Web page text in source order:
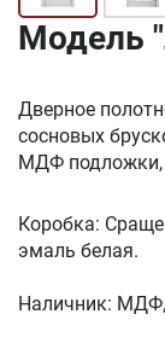
Модель
Дверное
сосновых
МДФ подложки,
Коробка:
эмаль белая.
Наличник: